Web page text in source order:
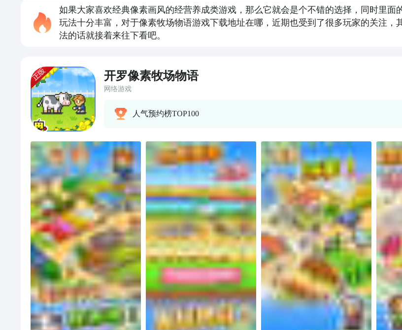
如果大家喜欢经典像素画风的经营养成类游戏，那么它就会是个不错的选择，同时里
玩法十分丰富，对于像素牧场物语游戏下载地址在哪，近期也受到了很多玩家的关注，
法的话就接着来往下看吧。
开罗像素牧场物语
网络游戏
人气预约榜TOP100